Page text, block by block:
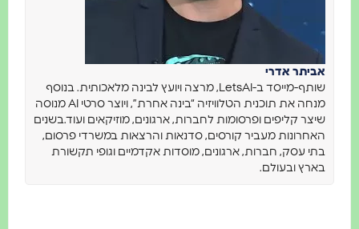
אביתר אדרי
שותף-מייסד ב-LetsAI, מרצה ויועץ לבינה מלאכותית. בנוסף
מנחה את תוכנית הטלוויזיה “בינה אחרת”, ויוצר סרטי AI מנוסה
שיצר קליפים ופרסומות לחברות, ארגונים, מוזיקאים ועוד.בשנים
האחרונות מעביר קורסים, סדנאות והרצאות במשרדי פרסום,
בתי עסק, חברות, ארגונים, מוסדות אקדמיים וגופי תקשורת
בארץ ובעולם.